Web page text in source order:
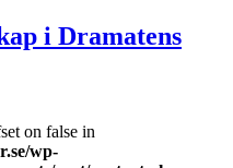
i Dramatens
on false in
wp-